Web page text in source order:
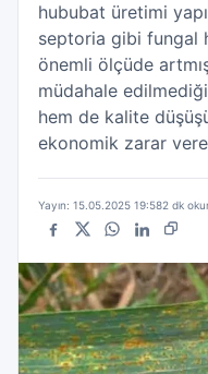
hububat üretimi
septoria gibi fungal
önemli ölçüde
müdahale
hem de kalite
ekonomik zarar
Yayın: 15.05.2025 19:582 dk
Facebook
X WhatsApp
LinkedIn